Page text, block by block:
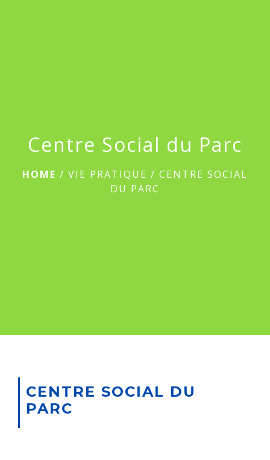
Centre Social du Parc
HOME / VIE PRATIQUE / CENTRE SOCIAL
DU PARC
CENTRE SOCIAL DU
PARC